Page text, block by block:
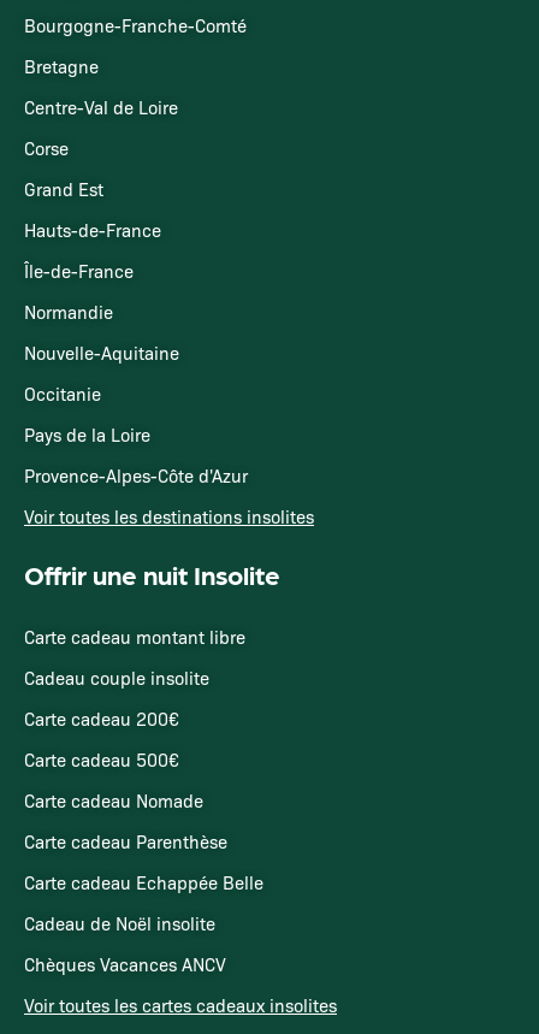
Bourgogne-Franche-Comté
Bretagne
Centre-Val de Loire
Corse
Grand Est
Hauts-de-France
Île-de-France
Normandie
Nouvelle-Aquitaine
Occitanie
Pays de la Loire
Provence-Alpes-Côte d'Azur
Voir toutes les destinations insolites
Offrir une nuit Insolite
Carte cadeau montant libre
Cadeau couple insolite
Carte cadeau 200€
Carte cadeau 500€
Carte cadeau Nomade
Carte cadeau Parenthèse
Carte cadeau Echappée Belle
Cadeau de Noël insolite
Chèques Vacances ANCV
Voir toutes les cartes cadeaux insolites